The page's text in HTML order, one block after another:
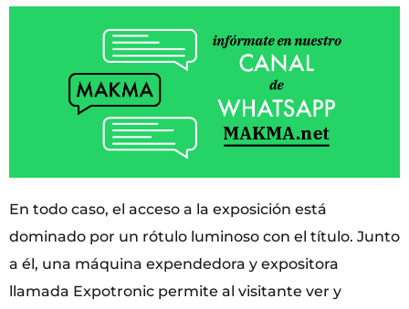
En todo caso, el acceso a la exposición está
dominado por un rótulo luminoso con el título. Junto
a él, una máquina expendedora y expositora
llamada Expotronic permite al visitante ver y